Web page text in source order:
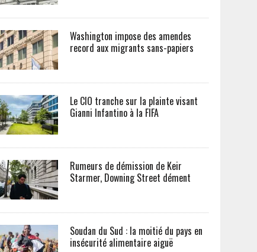
Washington impose des amendes
record aux migrants sans-papiers
Le CIO tranche sur la plainte visant
Gianni Infantino à la FIFA
Rumeurs de démission de Keir
Starmer, Downing Street dément
Soudan du Sud : la moitié du pays en
insécurité alimentaire aiguë